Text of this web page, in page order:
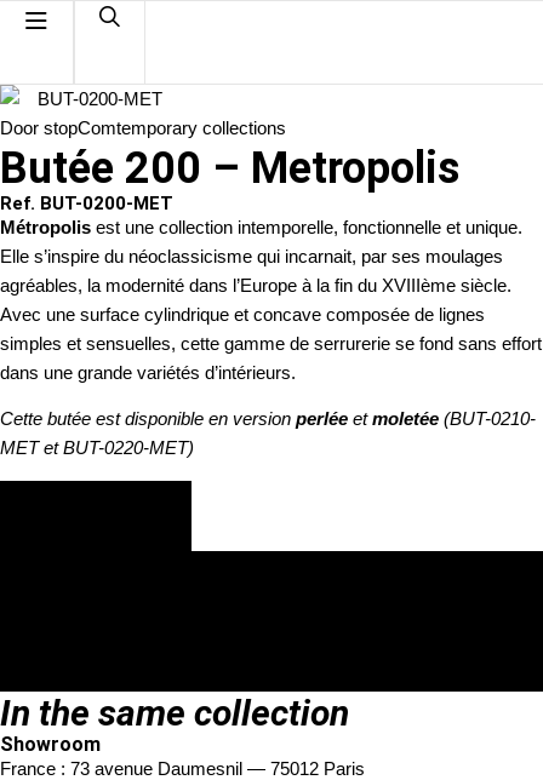
Door stopComtemporary collections
Butée 200 – Metropolis
Ref. BUT-0200-MET
Métropolis est une collection intemporelle, fonctionnelle et unique.
Elle s’inspire du néoclassicisme qui incarnait, par ses moulages
agréables, la modernité dans l’Europe à la fin du XVIIIème siècle.
Avec une surface cylindrique et concave composée de lignes
simples et sensuelles, cette gamme de serrurerie se fond sans effort
dans une grande variétés d’intérieurs.
Cette butée est disponible en version perlée etmoletée (BUT-0210-
MET et BUT-0220-MET)
In the same collection
Showroom
France : 73 avenue Daumesnil — 75012 Paris